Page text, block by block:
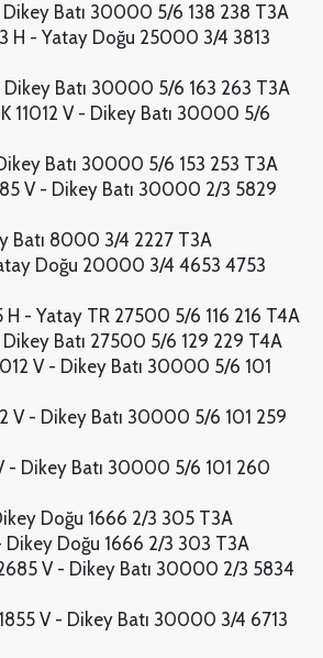
Dikey Batı 30000 5/6 138 238 T3A
H - Yatay Doğu 25000 3/4 3813
Dikey Batı 30000 5/6 163 263 T3A
11012 V - Dikey Batı 30000 5/6
Batı 30000 5/6 153 253 T3A
V - Dikey Batı 30000 2/3 5829
Batı 8000 3/4 2227 T3A
Doğu 20000 3/4 4653 4753
H - Yatay TR 27500 5/6 116 216 T4A
Dikey Batı 27500 5/6 129 229 T4A
V - Dikey Batı 30000 5/6 101
V - Dikey Batı 30000 5/6 101 259
- Dikey Batı 30000 5/6 101 260
Doğu 1666 2/3 305 T3A
- Dikey Doğu 1666 2/3 303 T3A
V - Dikey Batı 30000 2/3 5834
V - Dikey Batı 30000 3/4 6713